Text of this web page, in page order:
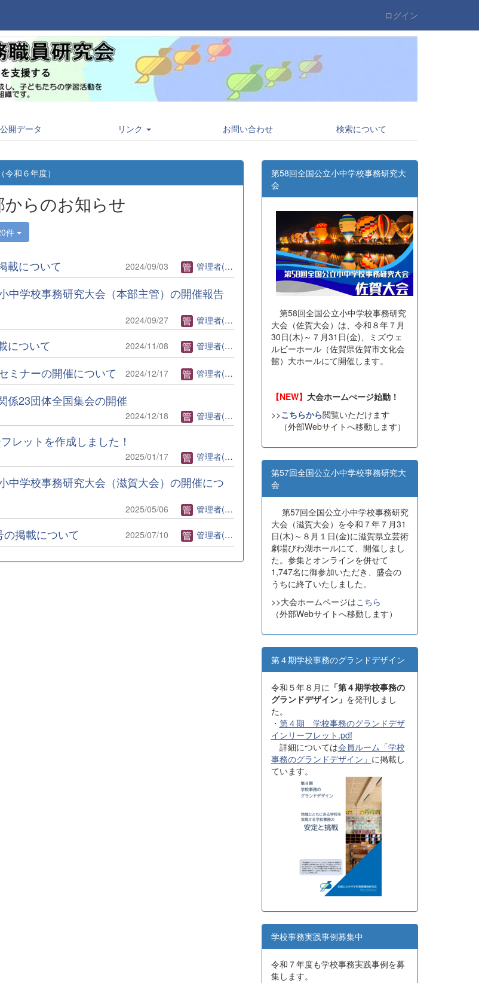
ログイン
公開データ リンク お問い合わせ 検索について
和６年度）
からのお知らせ
件
載について 2024/09/03 管理者(全事研)
中学校事務研究大会（本部主管）の開催報告
2024/09/27 管理者(全事研)
について 2024/11/08 管理者(全事研)
ナーの開催について 2024/12/17 管理者(全事研)
係23団体全国集会の開催
2024/12/18 管理者(全事研)
レットを作成しました！
2025/01/17 管理者(全事研)
中学校事務研究大会（滋賀大会）の開催につ
2025/05/06 管理者(全事研)
掲載について 2025/07/10 管理者(全事研)
第58回全国公立小中学校事務研究大
会
第58回全国公立小中学校事務研究
大会（佐賀大会）は、令和８年７月
30日(木)～７月31日(金)、ミズウェ
ルビーホール（佐賀県佐賀市文化会
館）大ホールにて開催します。
【NEW】 大会ホームぺージ始動！
>>こちらから閲覧いただけます
（外部Webサイトへ移動します）
第57回全国公立小中学校事務研究大
会
第57回全国公立小中学校事務研究
大会（滋賀大会）を令和７年７月31
日(木)～８月１日(金)に滋賀県立芸術
劇場びわ湖ホールにて、開催しまし
た。参集とオンラインを併せて
1,747名に御参加いただき、盛会の
うちに終了いたしました。
>>大会ホームページはこちら
（外部Webサイトへ移動します）
第４期学校事務のグランドデザイン
令和５年８月に 「第４期学校事務の
グランドデザイン」 を発刊しまし
た。
・ 第４期 学校事務のグランドデザ
インリーフレット.pdf
詳細については会員ルーム「学校
事務のグランドデザイン」 に掲載し
ています。
学校事務実践事例募集中
令和７年度も学校事務実践事例を募
集します。